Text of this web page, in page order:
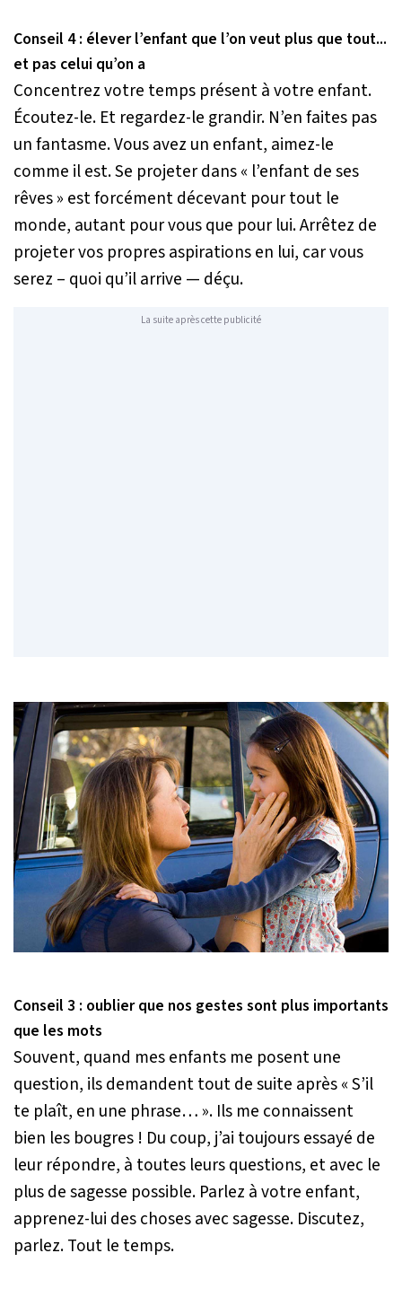
Conseil 4 : élever l’enfant que l’on veut plus que tout...
et pas celui qu’on a
Concentrez votre temps présent à votre enfant.
Écoutez-le. Et regardez-le grandir. N’en faites pas
un fantasme. Vous avez un enfant, aimez-le
comme il est. Se projeter dans « l’enfant de ses
rêves » est forcément décevant pour tout le
monde, autant pour vous que pour lui. Arrêtez de
projeter vos propres aspirations en lui, car vous
serez – quoi qu’il arrive — déçu.
La suite après cette publicité
Conseil 3 : oublier que nos gestes sont plus importants
que les mots
Souvent, quand mes enfants me posent une
question, ils demandent tout de suite après« S’il
te plaît, en une phrase… ». Ils me connaissent
bien les bougres ! Du coup, j’ai toujours essayé de
leur répondre, à toutes leurs questions, et avec le
plus de sagesse possible. Parlez à votre enfant,
apprenez-lui des choses avec sagesse. Discutez,
parlez. Tout le temps.